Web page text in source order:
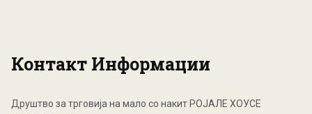
Контакт Информации
Друштво за трговија на мало со накит РОЈАЛЕ ХОУСЕ